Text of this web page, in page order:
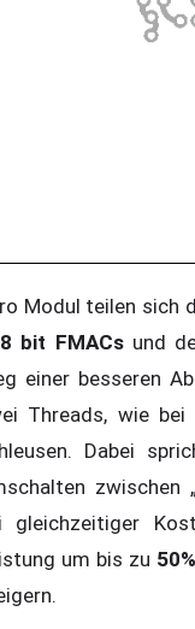
Modul teilen sich
bit FMACsund
einer besseren
Threads, wie bei
Dabei
zwischen
gleichzeitiger
um bis zu 50%